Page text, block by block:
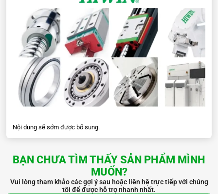
HGH35CA
HGH35HA
HGH45CA
HGH45HA
HGH55CA
HGH55HA
HGH65CA
HGH65HA
Thông số kỹ thuật con trượt thanh trượt HGH series:
Nội dung sẽ sớm được bổ sung.
BẠN CHƯA TÌM THẤY SẢN PHẨM MÌNH
MUỐN?
Vui lòng tham khảo các gợi ý sau hoặc liên hệ trực tiếp với chúng
tôi để được hỗ trợ nhanh nhất.